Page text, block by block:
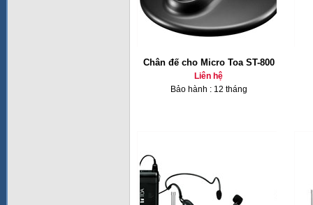
Chân đế cho Micro Toa ST-800
Liên hệ
Bảo hành : 12 tháng